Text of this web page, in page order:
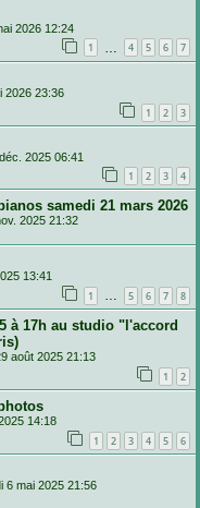
2026 12:24
1 … 4 5 6 7
2026 23:36
1 2 3
2025 06:41
1 2 3 4
samedi 21 mars 2026
2025 21:32
13:41
1 … 5 6 7 8
à 17h au studio "l'accord
août 2025 21:13
1 2
14:18
1 2 3 4 5 6
6 mai 2025 21:56